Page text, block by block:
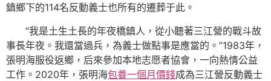
鎮鄉下的114名反動義士也所有的遷葬于此。
“我是土生土長的年夜橋鎮人，從小聽著三江營的戰斗故
事長年夜。我還當過兵，為義士做點事是應當的。”1983年，
張明海服役返鄉，后來參加本地志愿者協會，一向熱情公益
工作。2020年，張明海包養一個月價錢成為三江營反動義士